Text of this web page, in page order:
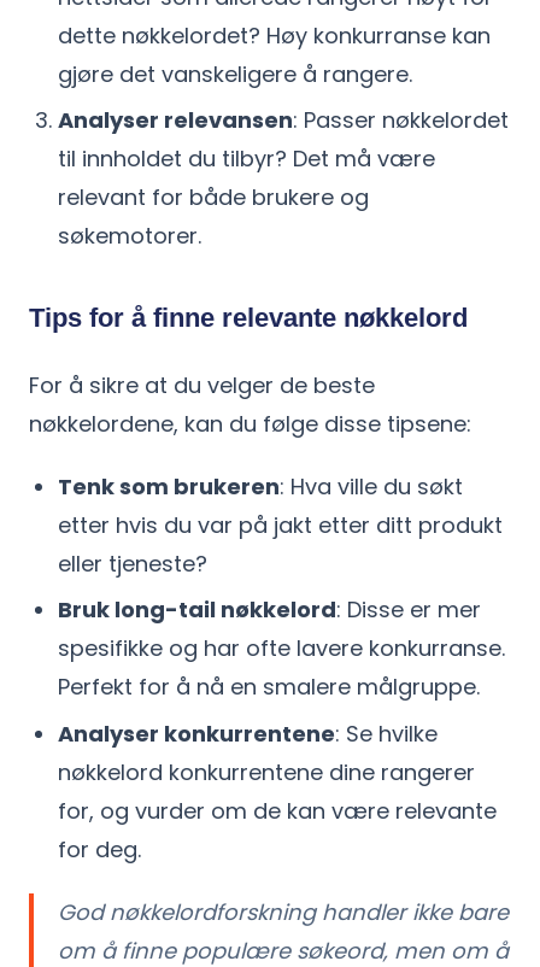
dette nøkkelordet? Høy konkurranse kan
gjøre det vanskeligere å rangere.
Analyser relevansen: Passer nøkkelordet
til innholdet du tilbyr? Det må være
relevant for både brukere og
søkemotorer.
Tips for å finne relevante nøkkelord
For å sikre at du velger de beste
nøkkelordene, kan du følge disse tipsene:
Tenk som brukeren: Hva ville du søkt
etter hvis du var på jakt etter ditt produkt
eller tjeneste?
Bruk long-tail nøkkelord: Disse er mer
spesifikke og har ofte lavere konkurranse.
Perfekt for å nå en smalere målgruppe.
Analyser konkurrentene: Se hvilke
nøkkelord konkurrentene dine rangerer
for, og vurder om de kan være relevante
for deg.
God nøkkelordforskning handler ikke bare
om å finne populære søkeord, men om å